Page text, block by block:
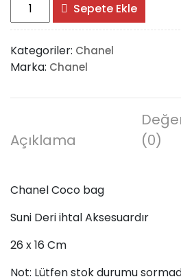
Coco
bag
adet
Sepete Ekle
Kategoriler: Chanel
Marka: Chanel
Açıklama
(0)
Chanel Coco bag
Suni Deri ihtal Aksesuardır
26 x 16 Cm
Not: Lütfen stok durumu